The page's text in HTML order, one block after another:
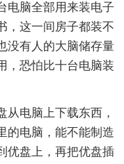
电脑全部用来装电子
，这一间房子都装不
没有人的大脑储存量
，恐怕比十台电脑装
电脑上下载东西，
的电脑，能不能制造
优盘上，再把优盘插